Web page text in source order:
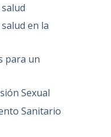
en la
para un
Sexual
Sanitario